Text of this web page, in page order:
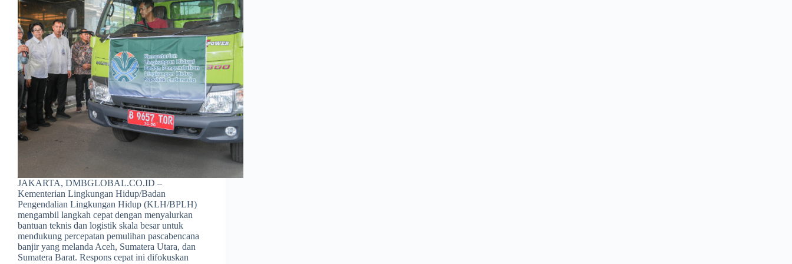
JAKARTA, DMBGLOBAL.CO.ID –
Kementerian Lingkungan Hidup/Badan
Pengendalian Lingkungan Hidup (KLH/BPLH)
mengambil langkah cepat dengan menyalurkan
bantuan teknis dan logistik skala besar untuk
mendukung percepatan pemulihan pascabencana
banjir yang melanda Aceh, Sumatera Utara, dan
Sumatera Barat. Respons cepat ini difokuskan